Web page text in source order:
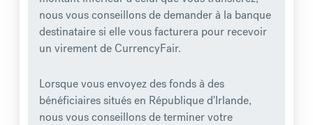
nous vous conseillons de demander à la banque
destinataire si elle vous facturera pour recevoir
un virement de CurrencyFair.
Lorsque vous envoyez des fonds à des
bénéficiaires situés en République d'Irlande,
nous vous conseillons de terminer votre